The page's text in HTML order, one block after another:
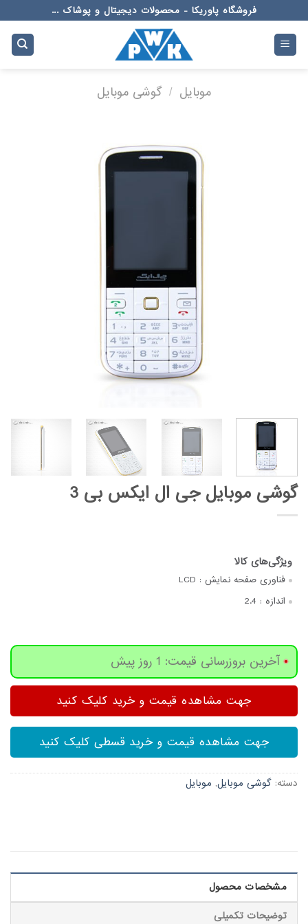
to
content
فروشگاه پاوریکا - محصولات دیجیتال و پوشاک ...
موبایل / گوشی موبایل
گوشی موبایل جی ال ایکس بی 3
فناوری صفحه‌ نمایش : LCD
اندازه : 2.4
آخرین بروزرسانی قیمت: 1 روز پیش
جهت مشاهده قیمت و خرید کلیک کنید
جهت مشاهده قیمت و خرید قسطی کلیک کنید
دسته: گوشی موبایل, موبایل
مشخصات محصول
توضیحات تکمیلی